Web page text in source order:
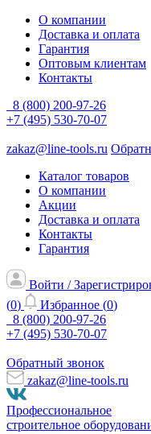
О компании
Доставка и оплата
Гарантия
Оптовым клиентам
Контакты
8 (800) 200-97-26
+7 (495) 530-70-07
zakaz@line-tools.ru
Каталог товаров
О компании
Акции
Доставка и оплата
Контакты
Гарантия
Войти /
(0) Избранное (0)
8 (800) 200-97-26
+7 (495) 530-70-07
Обратный звонок
zakaz@line-tools.ru
Профессиональное
строительное